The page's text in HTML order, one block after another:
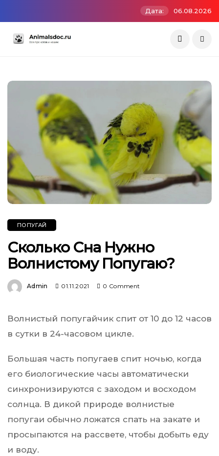
Дата: 06.08.2026
ПОПУГАЙ
Сколько Сна Нужно
Волнистому Попугаю?
Admin 01.11.2021 0 Comment
Волнистый попугайчик спит от 10 до 12 часов
в сутки в 24-часовом цикле.
Большая часть попугаев спит ночью, когда
его биологические часы автоматически
синхронизируются с заходом и восходом
солнца. В дикой природе волнистые
попугаи обычно ложатся спать на закате и
просыпаются на рассвете, чтобы добыть еду
и воду.